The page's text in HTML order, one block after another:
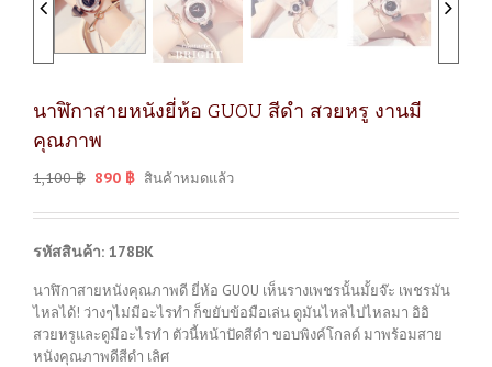
นาฬิกาสายหนังยี่ห้อ GUOU สีดำ สวยหรู งานมี
คุณภาพ
1,100฿ 890 ฿ สินค้าหมดแล้ว
รหัสสินค้า: 178BK
นาฬิกาสายหนังคุณภาพดี ยี่ห้อ GUOU เห็นรางเพชรนั้นมั้ยจ๊ะ เพชรมัน
ไหลได้! ว่างๆไม่มีอะไรทำ ก็ขยับข้อมือเล่น ดูมันไหลไปไหลมา อิอิ
สวยหรูและดูมีอะไรทำ ตัวนี้หน้าปัดสีดำ ขอบพิงค์โกลด์ มาพร้อมสาย
หนังคุณภาพดีสีดำ เลิศ